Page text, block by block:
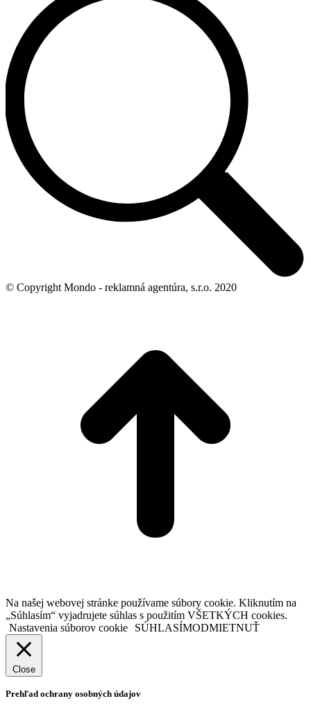
© Copyright Mondo - reklamná agentúra, s.r.o. 2020
Na našej webovej stránke používame súbory cookie. Kliknutím na
„Súhlasím“ vyjadrujete súhlas s použitím VŠETKÝCH cookies.
Nastavenia súborov cookie
SÚHLASÍMODMIETNUŤ
Close
Prehľad ochrany osobných údajov